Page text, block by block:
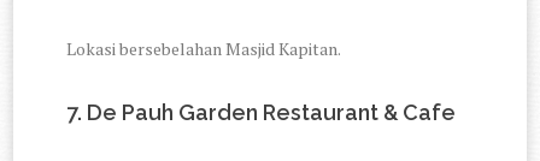
Lokasi bersebelahan Masjid Kapitan.
7. De Pauh Garden Restaurant & Cafe